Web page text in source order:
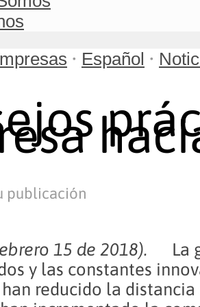
• Español •
publicación
15 de 2018).
La
y las constantes
reducido la distancia